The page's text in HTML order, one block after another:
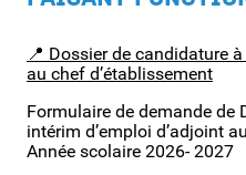
Premier degré
Second degré
📍 Dossier de candidature
au chef d’établissement
Formulaire de demande de
intérim d’emploi d’adjoint
Année scolaire 2026- 2027